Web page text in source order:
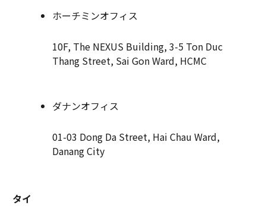
ホーチミンオフィス
10F, The NEXUS Building, 3-5 Ton Duc
Thang Street, Sai Gon Ward, HCMC
ダナンオフィス
01-03 Dong Da Street, Hai Chau Ward,
Danang City
タイ